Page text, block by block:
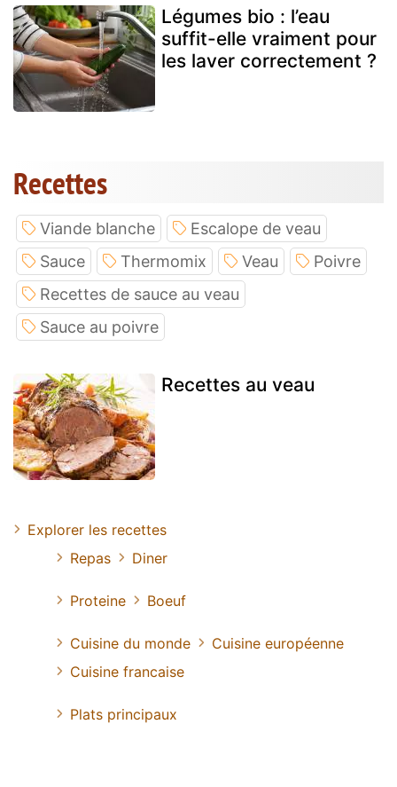
Légumes bio : l’eau
suffit-elle vraiment pour
les laver correctement ?
Recettes
Viande blanche
Escalope de veau
Sauce
Thermomix Veau
Poivre
Recettes de sauce au veau
Sauce au poivre
Recettes au veau
Explorer les recettes
Repas
Diner
Proteine Boeuf
Cuisine du monde
Cuisine européenne
Cuisine francaise
Plats principaux